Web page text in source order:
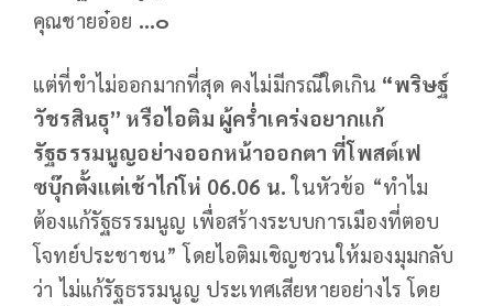
คุณชายอ๋อย ...๐
แต่ที่ขำไม่ออกมากที่สุด คงไม่มีกรณีใดเกิน “พริษฐ์
วัชรสินธุ” หรือไอติม ผู้คร่ำเคร่งอยากแก้
รัฐธรรมนูญอย่างออกหน้าออกตา ที่โพสต์เฟ
ซบุ๊กตั้งแต่เช้าไก่โห่ 06.06 น. ในหัวข้อ “ทำไม
ต้องแก้รัฐธรรมนูญ เพื่อสร้างระบบการเมืองที่ตอบ
โจทย์ประชาชน” โดยไอติมเชิญชวนให้มองมุมกลับ
ว่า ไม่แก้รัฐธรรมนูญ ประเทศเสียหายอย่างไร โดย